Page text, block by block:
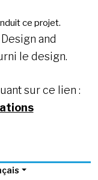
ce projet.
and
le design.
sur ce lien :